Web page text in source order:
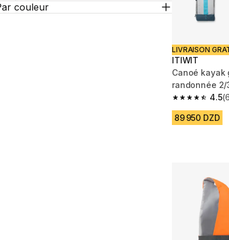
couleur
LIVRAISON
ITIWIT
Canoé
randonnée 2/
4.5
4.5 out of 5
89 950 DZD